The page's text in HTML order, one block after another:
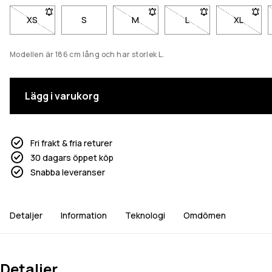
XS- Storlek XS är inte tillgänglig. Klicka för att bli meddelad när
S M- Storlek M är inte tillgänglig.
L- Storlek L är inte
XL
-
Modellen är 186 cm lång och har storlek L.
Lägg i varukorg
Fri frakt & fria returer
30 dagars öppet köp
Snabba leveranser
Detaljer Information Teknologi Omdömen